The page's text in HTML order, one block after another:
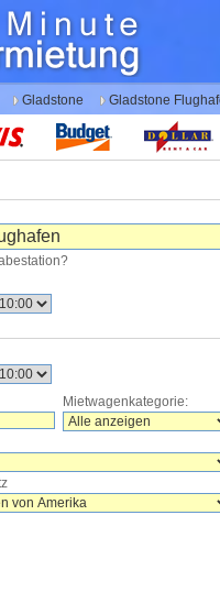
Gladstone Gladstone
Mietwagenkategorie: